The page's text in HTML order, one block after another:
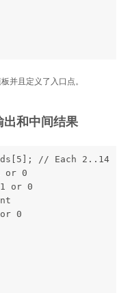
并且定义了入口点。
出和中间结果
// Each 2..14
or 0
or 0
0